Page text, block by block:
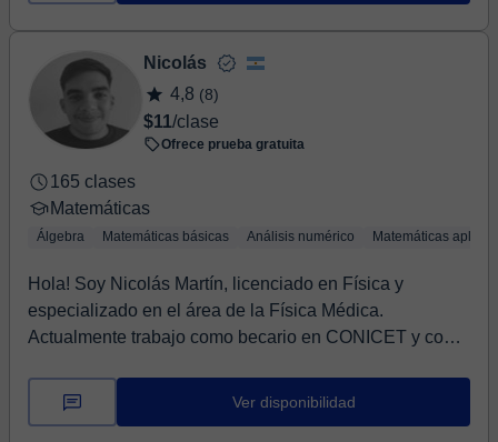
Nicolás
4,8 (8)
$11/clase
Ofrece prueba gratuita
165 clases
Matemáticas
Álgebra Matemáticas básicas Análisis numérico Matemáticas
Hola! Soy Nicolás Martín, licenciado en Física y
especializado en el área de la Física Médica.
Actualmente trabajo como becario en CONICET y como
Ver disponibilidad